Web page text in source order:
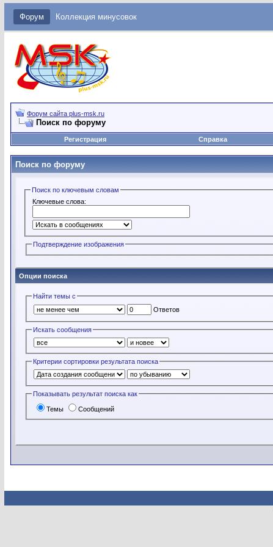
Форум Коллекция минусовок
Форум сайта plus-msk.ru
Поиск по форуму
Регистрация
Справка
Поиск по форуму
Поиск по ключевым словам
Ключевые слова:
Подтверждение изображения
Опции поиска
Найти темы с
Ответов
Искать сообщения
Критерии сортировки результата поиска
Показывать результат поиска как
Темы Сообщений